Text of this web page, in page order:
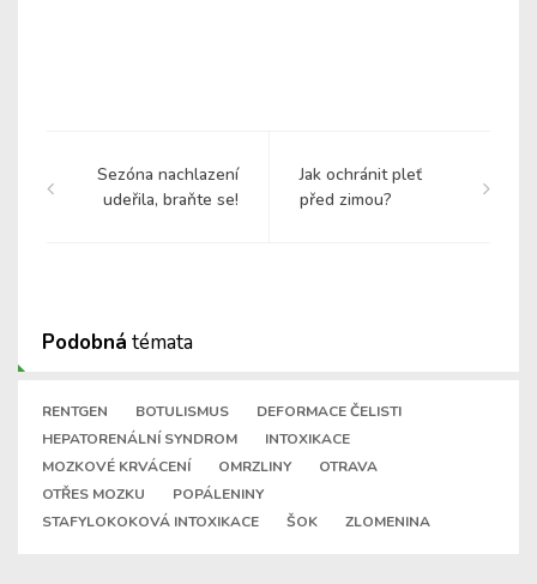
Sezóna nachlazení
udeřila, braňte se!
Jak ochránit pleť
před zimou?
Podobná témata
RENTGEN BOTULISMUS
DEFORMACE ČELISTI
HEPATORENÁLNÍ SYNDROM
INTOXIKACE
MOZKOVÉ KRVÁCENÍ
OMRZLINY
OTRAVA
OTŘES MOZKU
POPÁLENINY
STAFYLOKOKOVÁ INTOXIKACE
ŠOK ZLOMENINA